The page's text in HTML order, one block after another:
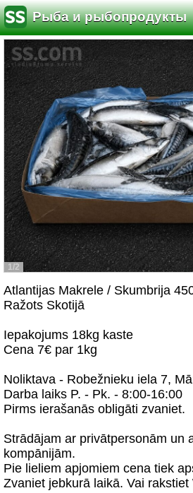
Рыба и рыбопродукты
1/2
Atlantijas Makrele / Skumbrija
Ražots Skotijā
Iepakojums 18kg kaste
Cena 7€ par 1kg
Noliktava - Robežnieku iela 7,
Darba laiks P. - Pk. - 8:00-16:00
Pirms ierašanās obligāti zvaniet.
Strādājam ar privātpersonām un
kompānijām.
Pie lieliem apjomiem cena tiek
Zvaniet jebkurā laikā. Vai rakstiet